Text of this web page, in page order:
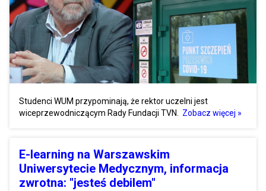
Studenci WUM przypominają, że rektor uczelni jest
wiceprzewodniczącym Rady Fundacji TVN.
Zobacz więcej »
E-learning na Warszawskim
Uniwersytecie Medycznym, informacja
zwrotna: "jesteś debilem"